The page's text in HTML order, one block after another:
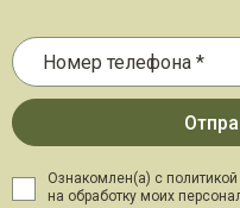
Ознакомлен(а) с
на обработку моих